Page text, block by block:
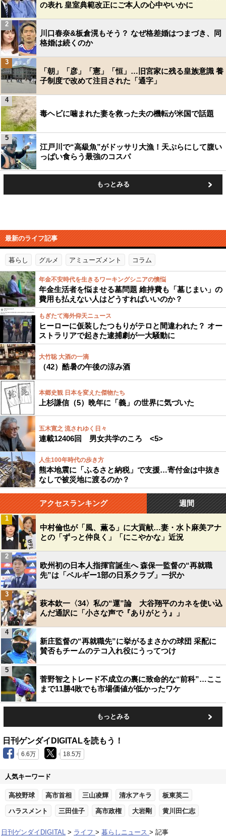
の表れ 皇室典範改正にご本人の心中やいかに
川口春奈&板倉滉もそう？ なぜ格差婚はつまづき、同
格婚は続くのか
2
「朝」「彦」「憲」「恒」…旧宮家に残る皇族意識 養
子制度で改めて注目された「通字」
3
毒ヘビに噛まれた妻を救った夫の機転が米国で話題
4
江戸川で“高級魚”がドッサリ大漁！天ぷらにして腹い
っぱい食らう最強のコスパ
5
もっとみる
最新のライフ記事
暮らし グルメ アミューズメント コラム
年金不安時代を生きるワーキングシニアの懊悩
年金生活者を悩ませる墓問題 維持費も「墓じまい」の
費用も払えない人はどうすればいいのか？
もぎたて海外仰天ニュース
ヒーローに仮装したつもりがテロと間違われた？ オー
ストラリアで起きた逮捕劇が一大騒動に
大竹聡 大酒の一滴
（42）酷暑の午後の涼み酒
本郷史観 日本を変えた傑物たち
上杉謙信（5）晩年に「義」の世界に気づいた
五木寛之 流されゆく日々
連載12406回 男女共学のころ <5>
人生100年時代の歩き方
熊本地震に「ふるさと納税」で支援…寄付金は中抜き
なしで被災地に渡るのか？
アクセスランキング 週間
中村倫也が「風、薫る」に大貢献…妻・水卜麻美アナ
との「ずっと仲良く」「にこやかな」近況
1
欧州初の日本人指揮官誕生へ 森保一監督の“再就職
先”は「ベルギー1部の日系クラブ」一択か
2
萩本欽一〈34〉私の“運”論 大谷翔平のカネを使い込
んだ通訳に「小さな声で『ありがとう』」
3
新庄監督の“再就職先”に挙がるまさかの球団 采配に
賛否もチームのテコ入れ役にうってつけ
4
菅野智之トレード不成立の裏に致命的な“前科”…ここ
まで11勝4敗でも市場価値が低かったワケ
5
もっとみる
日刊ゲンダイDIGITALを読もう！
6.6万 18.5万
人気キーワード
高校野球 高市首相 三山凌輝 清水アキラ 板東英二
ハラスメント 三田佳子 高市政権 大岩剛 黄川田仁志
日刊ゲンダイDIGITAL ライフ 暮らしニュース 記事